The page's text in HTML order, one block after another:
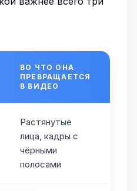
ВО ЧТО ОНА
ПРЕВРАЩАЕТСЯ
В ВИДЕО
Растянутые
лица, кадры с
чёрными
полосами